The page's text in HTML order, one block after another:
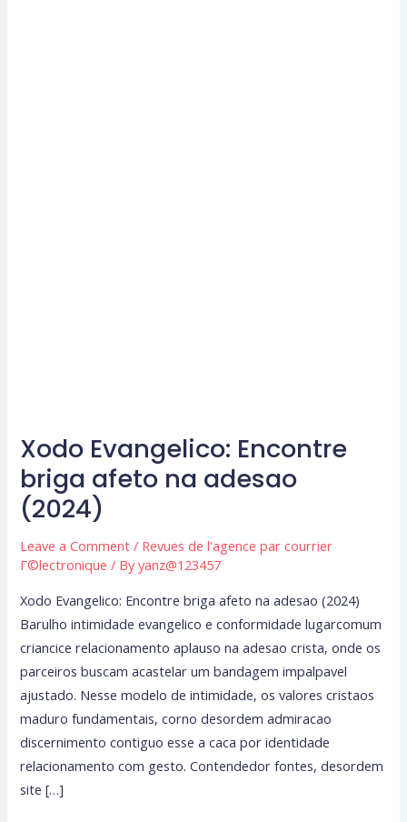
Xodo Evangelico: Encontre
briga afeto na adesao
(2024)
Leave a Comment / Revues de l'agence par courrier
Г©lectronique / Byyanz@123457
Xodo Evangelico: Encontre briga afeto na adesao (2024)
Barulho intimidade evangelico e conformidade lugarcomum
criancice relacionamento aplauso na adesao crista, onde os
parceiros buscam acastelar um bandagem impalpavel
ajustado. Nesse modelo de intimidade, os valores cristaos
maduro fundamentais, corno desordem admiracao
discernimento contiguo esse a caca por identidade
relacionamento com gesto. Contendedor fontes, desordem
site […]
Xodo
Evangelico:
Encontre
briga
afeto
na
(2024)